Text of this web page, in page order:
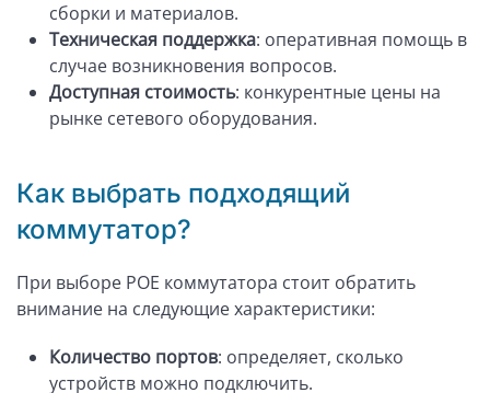
сборки и материалов.
Техническая поддержка: оперативная помощь в
случае возникновения вопросов.
Доступная стоимость: конкурентные цены на
рынке сетевого оборудования.
Как выбрать подходящий
коммутатор?
При выборе POE коммутатора стоит обратить
внимание на следующие характеристики:
Количество портов: определяет, сколько
устройств можно подключить.